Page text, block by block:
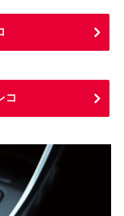
コ